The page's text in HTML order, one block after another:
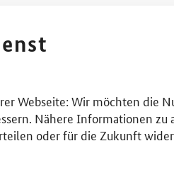
Webseite: Wir möchten die
Nähere Informationen zu
oder für die Zukunft